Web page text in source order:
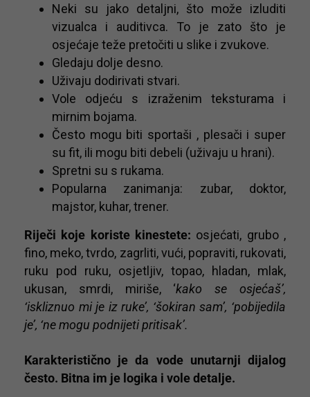
Neki su jako detaljni, što može izluditi
vizualca i auditivca. To je zato što je
osjećaje teže pretočiti u slike i zvukove.
Gledaju dolje desno.
Uživaju dodirivati stvari.
Vole odjeću s izraženim teksturama i
mirnim bojama.
Često mogu biti sportaši , plesači i super
su fit, ili mogu biti debeli (uživaju u hrani).
Spretni su s rukama.
Popularna zanimanja: zubar, doktor,
majstor, kuhar, trener.
Riječi koje koriste kinestete: osjećati, grubo ,
fino, meko, tvrdo, zagrliti, vući, popraviti, rukovati,
ruku pod ruku, osjetljiv, topao, hladan, mlak,
ukusan, smrdi, miriše, ‘kako se osjećaš’,
‘iskliznuo mi je iz ruke’, ‘šokiran sam’, ‘pobijedila
je’, ‘ne mogu podnijeti pritisak’.
Karakteristično je da vode unutarnji dijalog
često. Bitna im je logika i vole detalje.